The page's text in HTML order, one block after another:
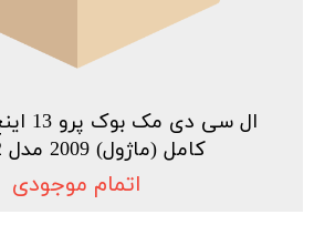
ال سی
کامل (ماژول) 2009 مدل A1342
اتمام موجودی